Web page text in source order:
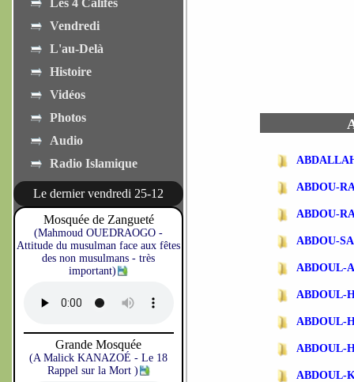
Les 4 Califes
Vendredi
L'au-Delà
Histoire
Vidéos
Photos
Audio
Radio Islamique
Le dernier vendredi 25-12
Mosquée de Zangueté
(Mahmoud OUEDRAOGO -
Attitude du musulman face aux fêtes
des non musulmans - très
important)
Grande Mosquée
(A Malick KANAZOÉ - Le 18
Rappel sur la Mort )
ABDOU-
ABDOU-
ABDOU-
ABDOUL-
ABDOUL-
ABDOUL-
ABDOUL-
ABDOUL-